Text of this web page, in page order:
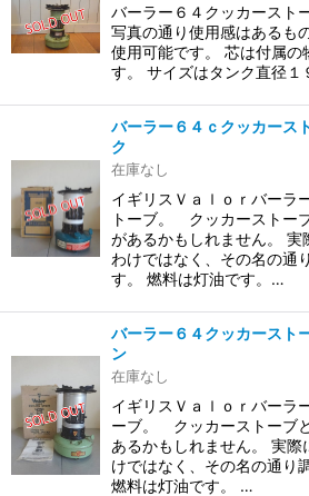
バーラー６４クッカースト
写真の通り使用感はあるも
使用可能です。 芯は付属の
す。 サイズはタンク直径
バーラー６４ｃクッカース
ク
在庫なし
イギリスＶａｌｏｒバーラ
トーブ。 クッカーストー
があるかもしれません。 実
わけではなく、その名の通
す。 燃料は灯油です。…
バーラー６４クッカースト
ン
在庫なし
イギリスＶａｌｏｒバーラ
ーブ。 クッカーストーブ
あるかもしれません。 実際
けではなく、その名の通り
燃料は灯油です。 …